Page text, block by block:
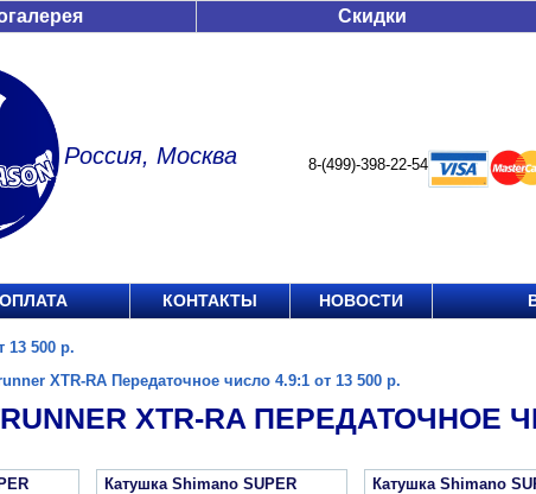
Скидки
Россия, Москва 8-(499)-398-22-54
КОНТАКТЫ НОВОСТИ
13 500 р.
XTR-RA Передаточное число 4.9:1 от 13 500 р.
XTR-RA ПЕРЕДАТОЧНОЕ
Катушка Shimano SUPER
Катушка Shimano